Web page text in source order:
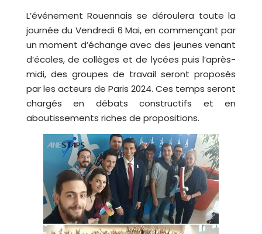
L’événement Rouennais se déroulera toute la
journée du Vendredi 6 Mai, en commençant par
un moment d’échange avec des jeunes venant
d’écoles, de collèges et de lycées puis l’après-
midi, des groupes de travail seront proposés
par les acteurs de Paris 2024. Ces temps seront
chargés en débats constructifs et en
aboutissements riches de propositions.